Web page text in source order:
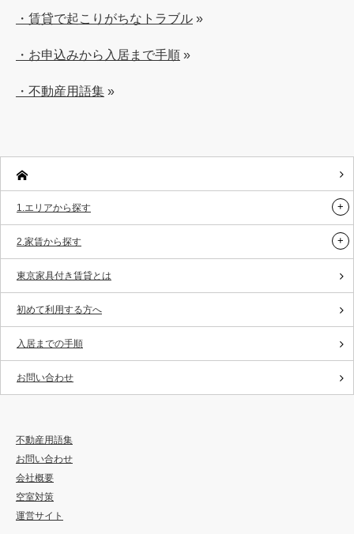
・賃貸で起こりがちなトラブル »
・お申込みから入居まで手順 »
・不動産用語集 »
1.エリアから探す
2.家賃から探す
東京家具付き賃貸とは
初めて利用する方へ
入居までの手順
お問い合わせ
不動産用語集
お問い合わせ
会社概要
空室対策
運営サイト